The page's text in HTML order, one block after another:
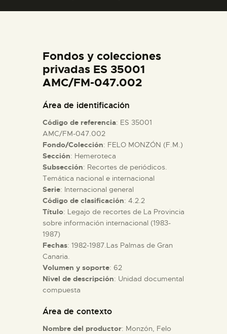
ESPAÑOL
ACTIVIDADES
█
EL MUSEO
COLECCIONES
DIDÁCTICA
ESPAÑOL
Fondos y colecciones
privadas ES 35001
AMC/FM-047.002
Área de identificación
Código de referencia: ES 35001
AMC/FM-047.002
Fondo/Colección: FELO MONZÓN (F.M.)
Sección: Hemeroteca
Subsección: Recortes de periódicos.
Temática nacional e internacional
Serie: Internacional general
Código de clasificación: 4.2.2
Título: Legajo de recortes de La Provincia
sobre información internacional (1983-
1987)
Fechas: 1982-1987.Las Palmas de Gran
Canaria.
Volumen y soporte: 62
Nivel de descripción: Unidad documental
compuesta
Área de contexto
Nombre del productor: Monzón, Felo